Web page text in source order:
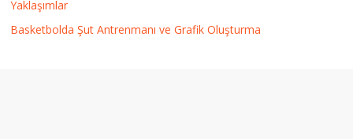
Yaklaşımlar
Basketbolda Şut Antrenmanı ve Grafik Oluşturma